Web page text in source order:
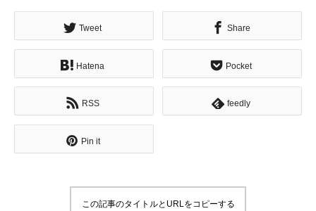
Tweet Share
Hatena Pocket
RSS feedly
Pin it
この記事のタイトルとURLをコピーする